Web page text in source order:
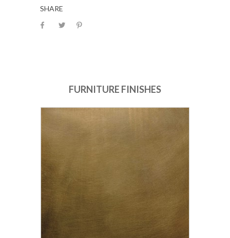
SHARE
FURNITURE FINISHES